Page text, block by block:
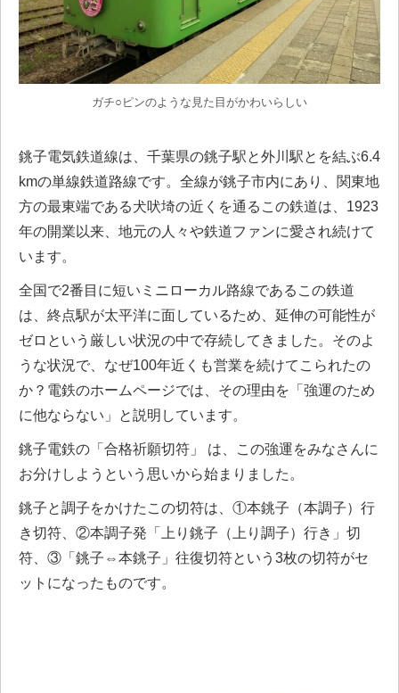
ガチ○ピンのような見た目がかわいらしい
銚子電気鉄道線は、千葉県の銚子駅と外川駅とを結ぶ6.4
kmの単線鉄道路線です。全線が銚子市内にあり、関東地
方の最東端である犬吠埼の近くを通るこの鉄道は、1923
年の開業以来、地元の人々や鉄道ファンに愛され続けて
います。
全国で2番目に短いミニローカル路線であるこの鉄道
は、終点駅が太平洋に面しているため、延伸の可能性が
ゼロという厳しい状況の中で存続してきました。そのよ
うな状況で、なぜ100年近くも営業を続けてこられたの
か？電鉄のホームページでは、その理由を「強運のため
に他ならない」と説明しています。
銚子電鉄の「合格祈願切符」 は、この強運をみなさんに
お分けしようという思いから始まりました。
銚子と調子をかけたこの切符は、①本銚子（本調子）行
き切符、②本調子発「上り銚子（上り調子）行き」切
符、③「銚子⇔本銚子」往復切符という3枚の切符がセ
ットになったものです。